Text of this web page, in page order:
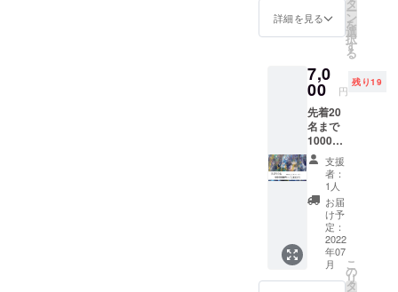
（フラン
ス）
月：芸術の
虎展（日光
東照宮美術
ほか多数。
■ 受賞歴・認
定
2022年：徳
すめで
す。 ※
届けさ
せてい
ただき
ます。
※希望日
などが
ありま
した
ら、備
考欄に
ご記入
をお願
いしま
す。
バスを
きま
す。 サ
イズが
小さい
のでど
んな場
所にも
飾れる
世界に
一つの
インテ
リアに
なりま
す。 １
つより
も２つ
なりま
す。 ※
色や画
べませ
ん。 １
０㎝正
方形の
キャン
バスを
ベース
に抽象
画を描
きま
す。 サ
イズが
小さい
のでど
んな場
所にも
詳細を見る ー
ン
を
選
択
す
る
7,0
00 円
残り19
先着20
名まで
10000
円のリ
ターン
を7000
円で提
供させ
ていた
だきま
す。
「値段
は違い
支援
者：
1人
お届
け予
定：
2022
年07
月
こ
の
リ
タ